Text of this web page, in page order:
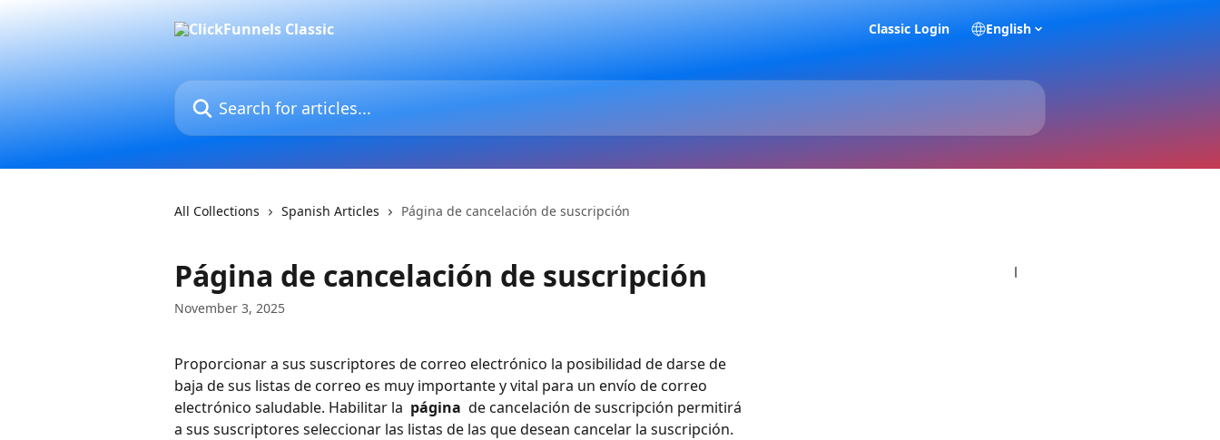
Classic Login English
Search for articles...
All Collections Spanish Articles Página de cancelación de suscripción
Página de cancelación de suscripción
November 3, 2025
Proporcionar a sus suscriptores de correo electrónico la posibilidad de darse de
baja de sus listas de correo es muy importante y vital para un envío de correo
electrónico saludable. Habilitar la página de cancelación de suscripción permitirá
a sus suscriptores seleccionar las listas de las que desean cancelar la suscripción.